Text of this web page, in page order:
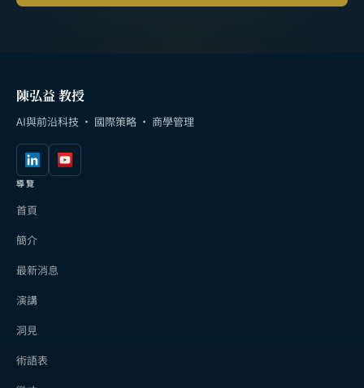
陳弘益 教授
AI與前沿科技 · 國際策略 · 商學管理
導覽
首頁
簡介
最新消息
演講
洞見
術語表